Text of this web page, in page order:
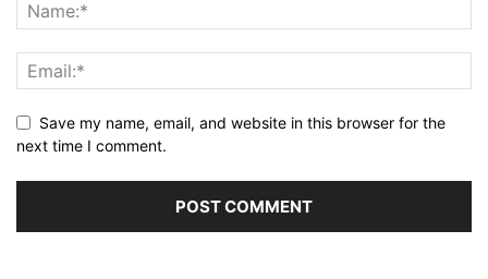
Save my name, email, and website in this browser for the
next time I comment.